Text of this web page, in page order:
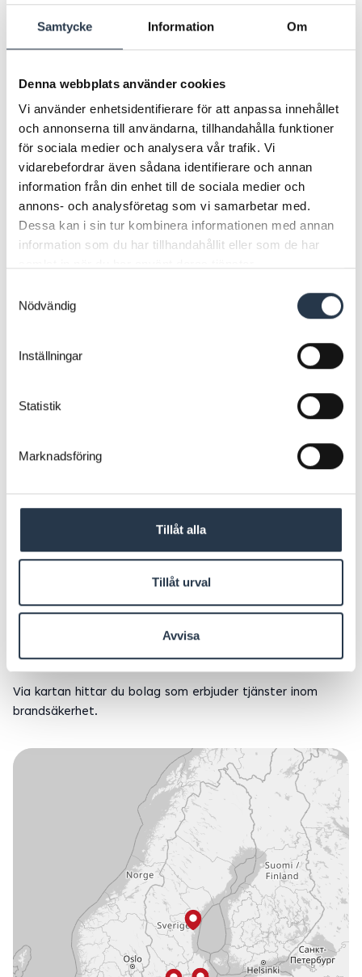
Samtycke Information Om
Denna webbplats använder cookies
Vi använder enhetsidentifierare för att anpassa innehållet
och annonserna till användarna, tillhandahålla funktioner
för sociala medier och analysera vår trafik. Vi
vidarebefordrar även sådana identifierare och annan
information från din enhet till de sociala medier och
annons- och analysföretag som vi samarbetar med.
Dessa kan i sin tur kombinera informationen med annan
information som du har tillhandahållit eller som de har
Nödvändig
Inställningar
Statistik
Marknadsföring
Tillåt alla
Tillåt urval
Avvisa
underhåll för att bibehålla systemens funktion och
säkerhet.
dig att skapa ett säkert och effektivt brandskydd
för din fastighet eller verksamhet. Här nedanför
hittar du ditt närmaste Sandbäckens-bolag som
arbetar med brandsäkerhet.
Hitta ditt Sandbäckensbolag
Brandsäkerhet
Via kartan hittar du bolag som erbjuder tjänster inom
brandsäkerhet.